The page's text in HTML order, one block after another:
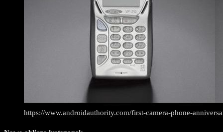
https://www.androidauthority.com/first-camera-phone-